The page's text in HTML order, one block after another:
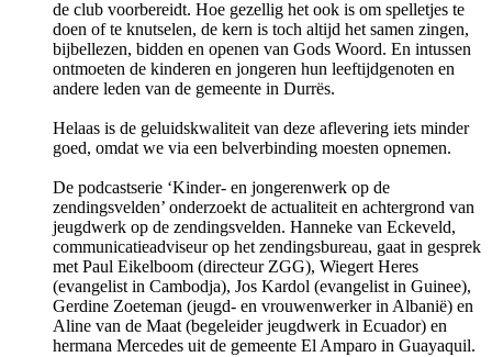
de club voorbereidt. Hoe gezellig het ook is om spelletjes te
doen of te knutselen, de kern is toch altijd het samen zingen,
bijbellezen, bidden en openen van Gods Woord. En intussen
ontmoeten de kinderen en jongeren hun leeftijdgenoten en
andere leden van de gemeente in Durrës.
Helaas is de geluidskwaliteit van deze aflevering iets minder
goed, omdat we via een belverbinding moesten opnemen.
De podcastserie ‘Kinder- en jongerenwerk op de
zendingsvelden’ onderzoekt de actualiteit en achtergrond van
jeugdwerk op de zendingsvelden. Hanneke van Eckeveld,
communicatieadviseur op het zendingsbureau, gaat in gesprek
met Paul Eikelboom (directeur ZGG), Wiegert Heres
(evangelist in Cambodja), Jos Kardol (evangelist in Guinee),
Gerdine Zoeteman (jeugd- en vrouwenwerker in Albanië) en
Aline van de Maat (begeleider jeugdwerk in Ecuador) en
hermana Mercedes uit de gemeente El Amparo in Guayaquil.